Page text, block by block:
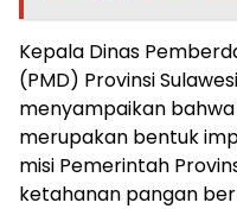
Kepala Dinas
(PMD) Provinsi
menyampaikan
merupakan bentuk
misi Pemerintah
ketahanan pangan